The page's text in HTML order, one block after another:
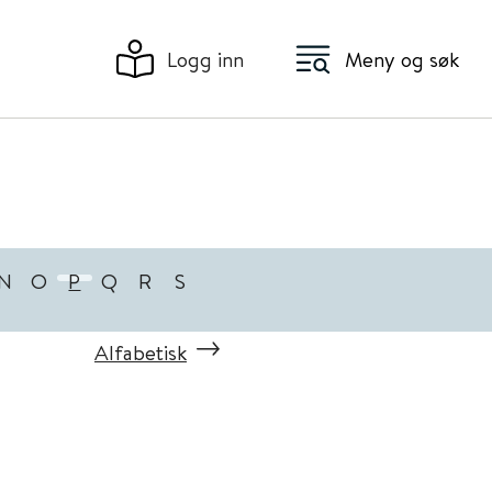
Logg inn Meny og søk
O P Q R S
Alfabetisk